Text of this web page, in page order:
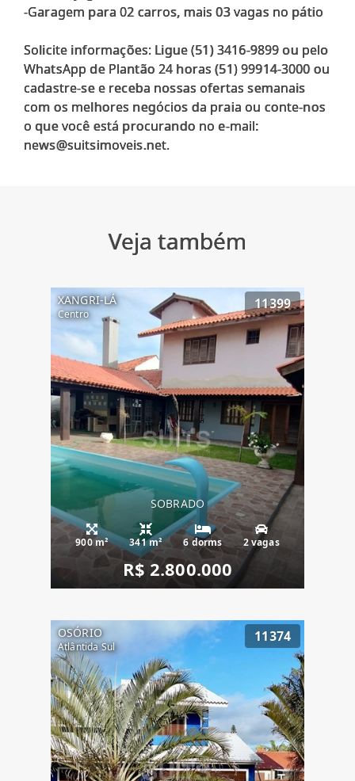
-Garagem para 02 carros, mais 03 vagas no pátio
Solicite informações: Ligue (51) 3416-9899 ou pelo
WhatsApp de Plantão 24 horas (51) 99914-3000 ou
cadastre-se e receba nossas ofertas semanais
com os melhores negócios da praia ou conte-nos
o que você está procurando no e-mail:
Veja também
XANGRI-LÁ
Centro
11399
SOBRADO
900 m² 341 m² 6 dorms 2 vagas
R$ 2.800.000
OSÓRIO
Atlântida Sul
11374